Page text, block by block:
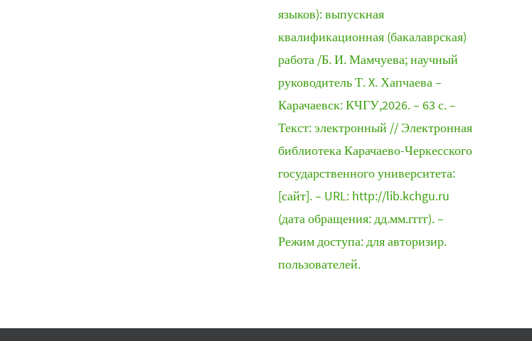
языков): выпускная
квалификационная (бакалаврская)
работа /Б. И. Мамчуева; научный
руководитель Т. X. Хапчаева –
Карачаевск: КЧГУ,2026. – 63 с. –
Текст: электронный // Электронная
библиотека Карачаево-Черкесского
государственного университета:
[сайт]. – URL: http://lib.kchgu.ru
(дата обращения: дд.мм.гггг). –
Режим доступа: для авторизир.
пользователей.